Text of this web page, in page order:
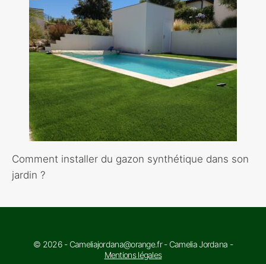
Comment installer du gazon synthétique dans son
jardin ?
© 2026 - Cameliajordana@orange.fr - Camelia Jordana -
Mentions légales